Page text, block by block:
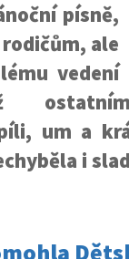
písně,
ale
vedení
um a
i